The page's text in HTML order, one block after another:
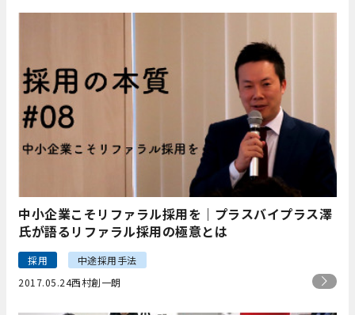
中小企業こそリファラル採用を｜プラスバイプラス澤
氏が語るリファラル採用の極意とは
採用
中途採用手法
2017.05.24西村創一朗